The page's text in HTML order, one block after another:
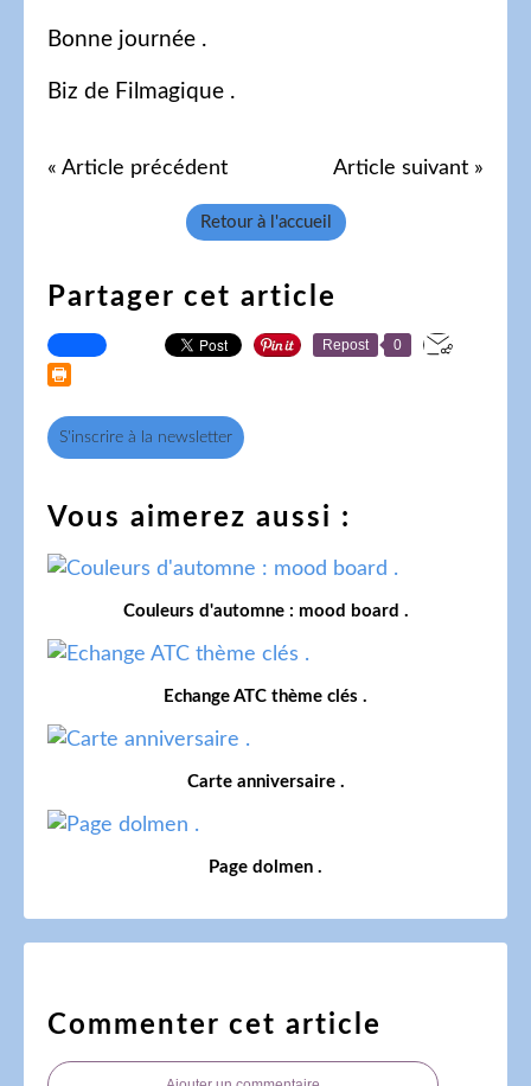
Bonne journée .
Biz de Filmagique .
« Article précédent Article suivant »
Retour à l'accueil
Partager cet article
Repost 0
S'inscrire à la newsletter
Vous aimerez aussi :
Couleurs d'automne : mood board .
Echange ATC thème clés .
Carte anniversaire .
Page dolmen .
Commenter cet article